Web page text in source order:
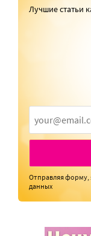
Лучшие статьи
Отправляя форму,
данных